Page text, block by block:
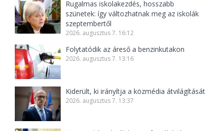
Rugalmas iskolakezdés, hosszabb
szünetek: így változhatnak meg az iskolák
szeptembertől
2026. augusztus 7. 16:12
Folytatódik az áreső a benzinkutakon
2026. augusztus 7. 13:16
Kiderült, ki irányítja a közmédia átvilágítását
2026. augusztus 7. 13:37